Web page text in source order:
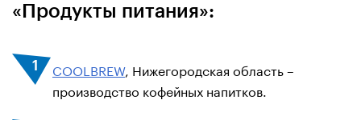
«Продукты питания»:
COOLBREW, Нижегородская область –
производство кофейных напитков.